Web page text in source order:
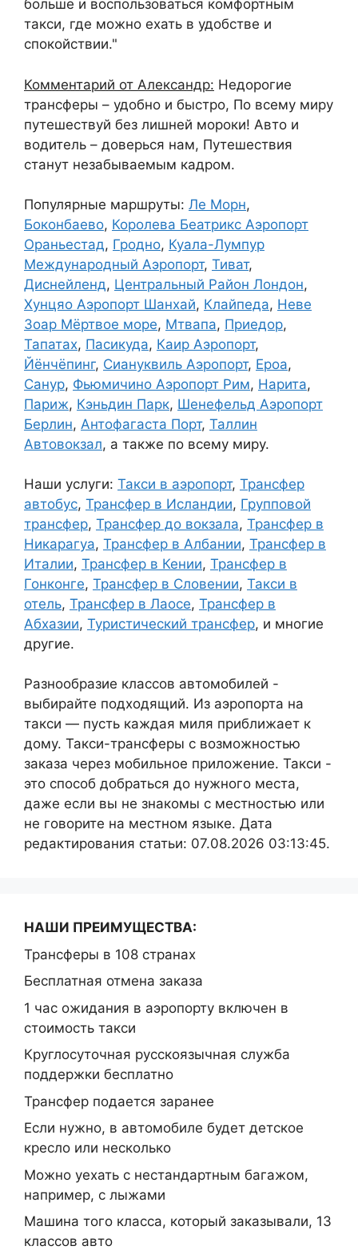
больше и воспользоваться комфортным
такси, где можно ехать в удобстве и
спокойствии."
Комментарий от Александр: Недорогие
трансферы – удобно и быстро, По всему миру
путешествуй без лишней мороки! Авто и
водитель – доверься нам, Путешествия
станут незабываемым кадром.
Популярные маршруты: Ле Морн,
Боконбаево, Королева Беатрикс Аэропорт
Ораньестад, Гродно, Куала-Лумпур
Международный Аэропорт, Тиват,
Диснейленд, Центральный Район Лондон,
Хунцяо Аэропорт Шанхай, Клайпеда, Неве
Зоар Мёртвое море, Мтвапа, Приедор,
Тапатах, Пасикуда, Каир Аэропорт,
Йёнчёпинг, Сиануквиль Аэропорт, Ероа,
Санур, Фьюмичино Аэропорт Рим, Нарита,
Париж, Кэньдин Парк, Шенефельд Аэропорт
Берлин, Антофагаста Порт, Таллин
Автовокзал, а также по всему миру.
Наши услуги: Такси в аэропорт, Трансфер
автобус, Трансфер в Исландии, Групповой
трансфер, Трансфер до вокзала, Трансфер в
Никарагуа, Трансфер в Албании, Трансфер в
Италии, Трансфер в Кении, Трансфер в
Гонконге, Трансфер в Словении, Такси в
отель, Трансфер в Лаосе, Трансфер в
Абхазии, Туристический трансфер, и многие
другие.
Разнообразие классов автомобилей -
выбирайте подходящий. Из аэропорта на
такси — пусть каждая миля приближает к
дому. Такси-трансферы с возможностью
заказа через мобильное приложение. Такси -
это способ добраться до нужного места,
даже если вы не знакомы с местностью или
не говорите на местном языке. Дата
редактирования статьи: 07.08.2026 03:13:45.
НАШИ ПРЕИМУЩЕСТВА:
Трансферы в 108 странах
Бесплатная отмена заказа
1 час ожидания в аэропорту включен в
стоимость такси
Круглосуточная русскоязычная служба
поддержки бесплатно
Трансфер подается заранее
Если нужно, в автомобиле будет детское
кресло или несколько
Можно уехать с нестандартным багажом,
например, с лыжами
Машина того класса, который заказывали, 13
классов авто